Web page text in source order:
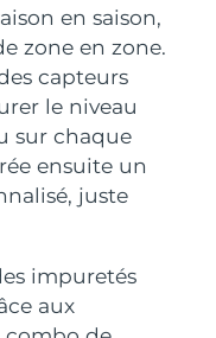
en saison,
zone en zone.
capteurs
le niveau
sur chaque
ensuite un
juste
impuretés
aux
on-the-go
lips
light therapy
bucco-dentaire
toothbrush
sonic toothbrush
ÂGE
LED
estimée8/15/26
estimée
estimée8/9/26
estimée8/13/26